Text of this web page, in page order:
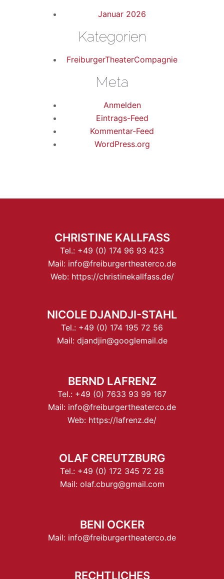
Januar 2026
Kategorien
FreiburgerTheaterCompagnie
Meta
Anmelden
Eintrags-Feed
Kommentar-Feed
WordPress.org
CHRISTINE KALLFASS
Tel.: +49 (0) 174 96 93 423
Mail: info@freiburgertheaterco.de
Web: https://christinekallfass.de/
NICOLE DJANDJI-STAHL
Tel.: +49 (0) 174 195 72 56
Mail: djandjin@googlemail.de
BERND LAFRENZ
Tel.: +49 (0) 7633 93 99 167
Mail: info@freiburgertheaterco.de
Web: https://lafrenz.de/
OLAF CREUTZBURG
Tel.: +49 (0) 172 345 72 28
Mail: olaf.cburg@gmail.com
BENI OCKER
Mail: info@freiburgertheaterco.de
RECHTLICHES